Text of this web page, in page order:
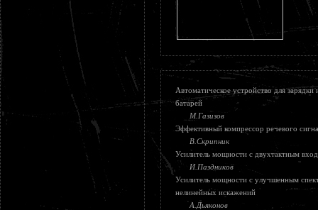
Автоматическое устройство для
батарей
М.Газизов
Эффективный компрессор речевого
В.Скрипник
Усилитель мощности с двухтактным
И.Паздников
Усилитель мощности с улучшенным
нелинейных искажений
А.Дьяконов